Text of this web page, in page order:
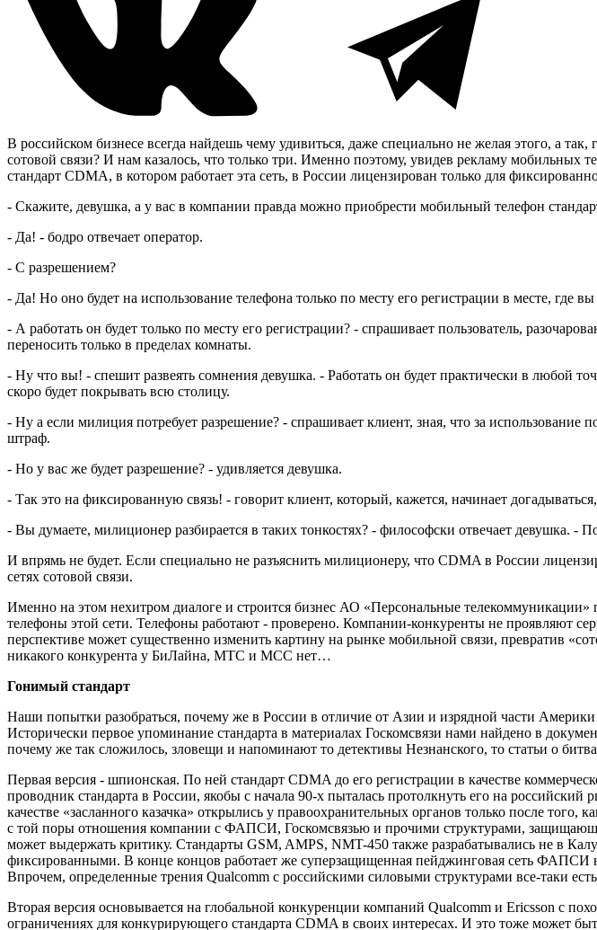
В российском бизнесе всегда найдешь чему удивиться, даже специально не желая этого, а
сотовой связи? И нам казалось, что только три. Именно поэтому, увидев рекламу мобильных
стандарт CDMA, в котором работает эта сеть, в России лицензирован только для
- Скажите, девушка, а у вас в компании правда можно приобрести мобильный телефон
- Да! - бодро отвечает оператор.
- С разрешением?
- Да! Но оно будет на использование телефона только по месту его регистрации в месте, где
- А работать он будет только по месту его регистрации? - спрашивает пользователь,
переносить только в пределах комнаты.
- Ну что вы! - спешит развеять сомнения девушка. - Работать он будет практически в любой
скоро будет покрывать всю столицу.
- Ну а если милиция потребует разрешение? - спрашивает клиент, зная, что за
штраф.
- Но у вас же будет разрешение? - удивляется девушка.
- Так это на фиксированную связь! - говорит клиент, который, кажется, начинает
- Вы думаете, милиционер разбирается в таких тонкостях? - философски отвечает девушка. -
И впрямь не будет. Если специально не разъяснить милиционеру, что CDMA в России
сетях сотовой связи.
Именно на этом нехитром диалоге и строится бизнес АО «Персональные
телефоны этой сети. Телефоны работают - проверено. Компании-конкуренты не проявляют
перспективе может существенно изменить картину на рынке мобильной связи, превратив
никакого конкурента у БиЛайна, МТС и МСС нет…
Гонимый стандарт
Наши попытки разобраться, почему же в России в отличие от Азии и изрядной части
Исторически первое упоминание стандарта в материалах Госкомсвязи нами найдено в
почему же так сложилось, зловещи и напоминают то детективы Незнанского, то статьи о
Первая версия - шпионская. По ней стандарт CDMA до его регистрации в качестве
проводник стандарта в России, якобы с начала 90-х пыталась протолкнуть его на
качестве «засланного казачка» открылись у правоохранительных органов только после
с той поры отношения компании с ФАПСИ, Госкомсвязью и прочими структурами,
может выдержать критику. Стандарты GSM, AMPS, NMT-450 также разрабатывались не в
фиксированными. В конце концов работает же суперзащищенная пейджинговая сеть ФАПСИ
Впрочем, определенные трения Qualcomm с российскими силовыми структурами все-таки
Вторая версия основывается на глобальной конкуренции компаний Qualcomm и Ericsson с
ограничениях для конкурирующего стандарта CDMA в своих интересах. И это тоже может